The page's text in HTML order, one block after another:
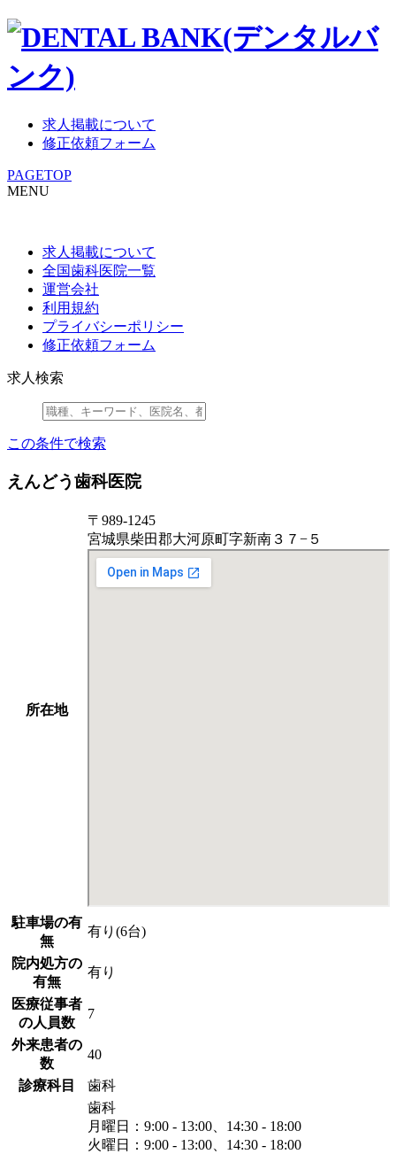
求人掲載について
修正依頼フォーム
PAGETOP
MENU
求人掲載について
全国歯科医院一覧
運営会社
利用規約
プライバシーポリシー
修正依頼フォーム
求人検索
この条件で検索
えんどう歯科医院
所在地
〒989-1245
宮城県柴田郡大河原町字新南３７−５
駐車場の有
無
有り(6台)
院内処方の
有無
有り
医療従事者
の人員数
7
外来患者の
数
40
診療科目 歯科
歯科
月曜日：9:00 - 13:00、14:30 - 18:00
火曜日：9:00 - 13:00、14:30 - 18:00